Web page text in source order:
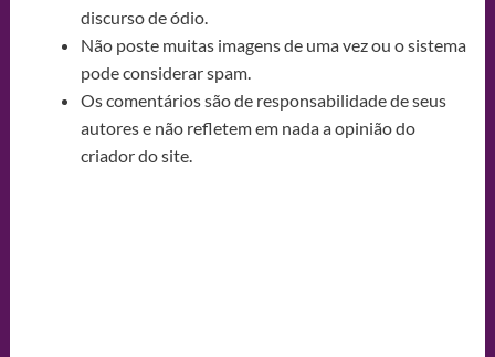
discurso de ódio.
Não poste muitas imagens de uma vez ou o sistema
pode considerar spam.
Os comentários são de responsabilidade de seus
autores e não refletem em nada a opinião do
criador do site.